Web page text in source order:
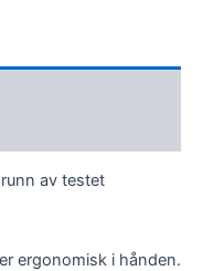
av testet
ergonomisk i hånden.